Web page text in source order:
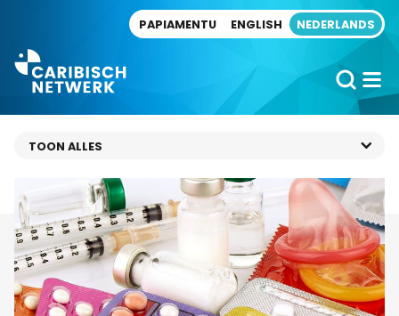
PAPIAMENTU ENGLISH NEDERLANDS